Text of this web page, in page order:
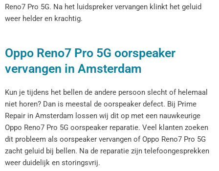
Reno7 Pro 5G. Na het luidspreker vervangen klinkt het geluid
weer helder en krachtig.
Oppo Reno7 Pro 5G oorspeaker
vervangen in Amsterdam
Kun je tijdens het bellen de andere persoon slecht of helemaal
niet horen? Dan is meestal de oorspeaker defect. Bij Prime
Repair in Amsterdam lossen wij dit op met een nauwkeurige
Oppo Reno7 Pro 5G oorspeaker reparatie. Veel klanten zoeken
dit probleem als oorspeaker vervangen of Oppo Reno7 Pro 5G
zacht geluid bij bellen. Na de reparatie zijn telefoongesprekken
weer duidelijk en storingsvrij.